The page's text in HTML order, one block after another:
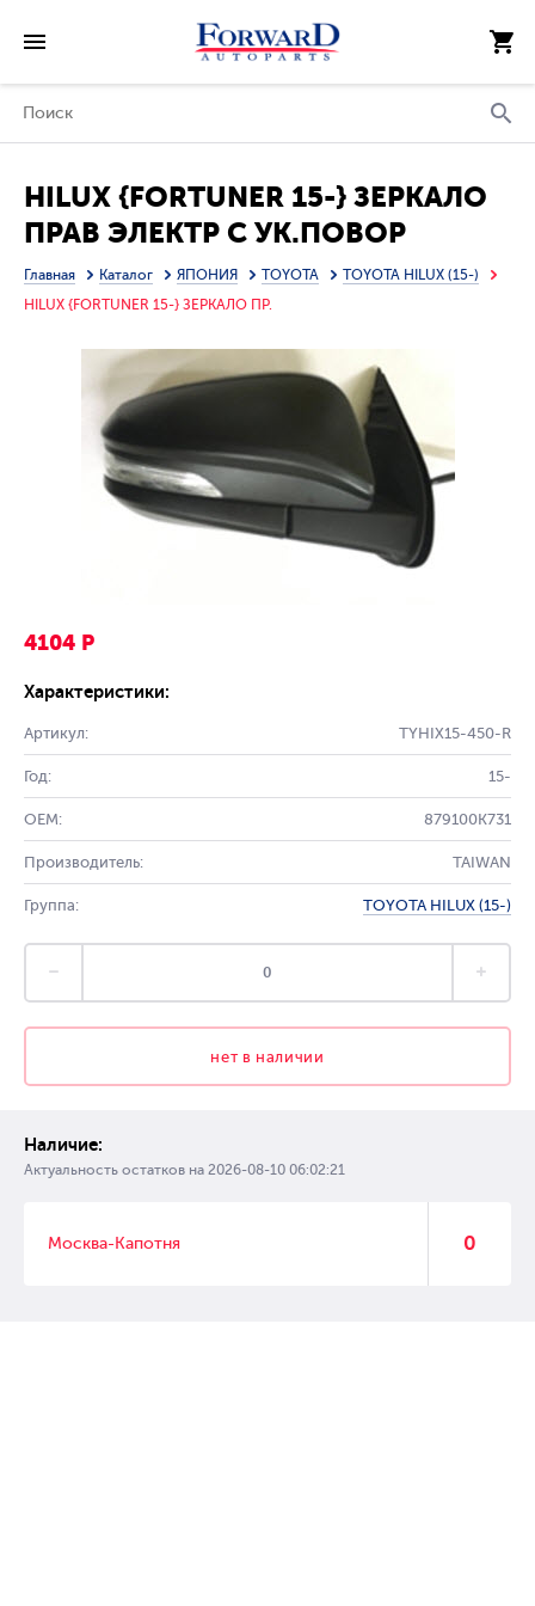
HILUX {FORTUNER 15-} ЗЕРКАЛО
ПРАВ ЭЛЕКТР С УК.ПОВОР
(CONVEX) (ТАЙВАНЬ)
Главная Каталог ЯПОНИЯ TOYOTA
TOYOTA HILUX (15-)
HILUX {FORTUNER 15-} ЗЕРКАЛО ПР.
4104 Р
Характеристики:
Артикул: TYHIX15-450-R
Год: 15-
OEM: 879100K731
Производитель: TAIWAN
Группа: TOYOTA HILUX (15-)
нет в наличии
Наличие:
Актуальность остатков на 2026-08-10 06:02:21
Москва-Капотня 0